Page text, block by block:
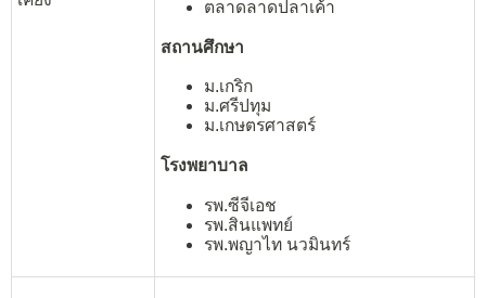
ตลาดลาดปลาเค้า
สถานศึกษา
ม.เกริก
ม.ศรีปทุม
ม.เกษตรศาสตร์
โรงพยาบาล
รพ.ซีจีเอช
รพ.สินแพทย์
รพ.พญาไท นวมินทร์